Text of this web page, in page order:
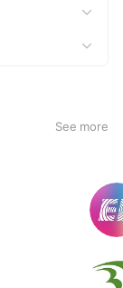
See more